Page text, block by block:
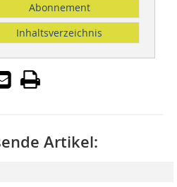
Abonnement
Inhaltsverzeichnis
Artikel: